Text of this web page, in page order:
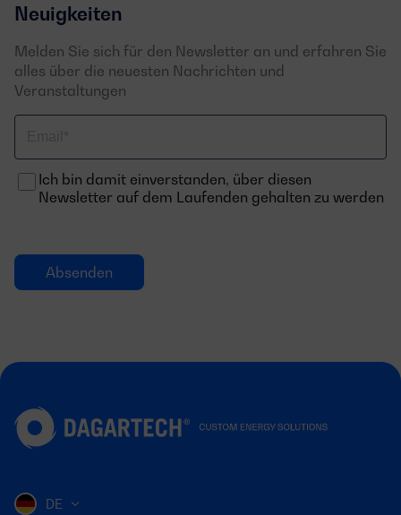
Neuigkeiten
Melden Sie sich für den Newsletter an und erfahren Sie
alles über die neuesten Nachrichten und
Veranstaltungen
Ich bin damit einverstanden, über diesen
Newsletter auf dem Laufenden gehalten zu werden
DE